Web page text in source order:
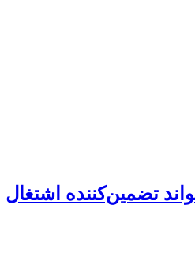
تضمین‌کننده اشتغال